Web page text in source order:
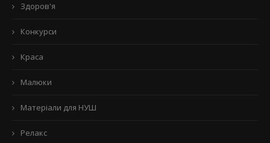
Здоров'я
Конкурси
Краса
Малюки
Матеріали для НУШ
Релакс